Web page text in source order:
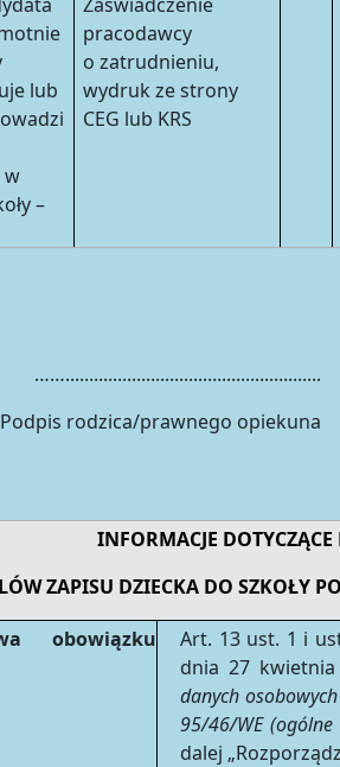
lub
w
–
pracodawcy
o zatrudnieniu,
wydruk ze strony
CEG lub KRS
……......................................................
Podpis rodzica/prawnego opiekuna
INFORMACJE
ZAPISU DZIECKA DO SZKOŁY
obowiązku
Art. 13 ust. 1 i
dnia 27
danych
95/46/WE
dalej